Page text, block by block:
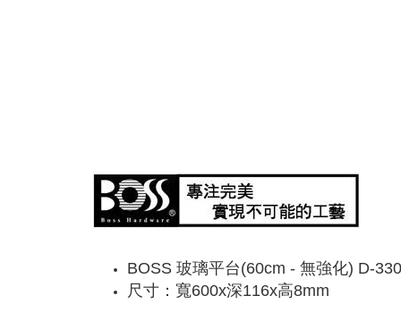
BOSS 玻璃平台(60cm - 無強化) D-
尺寸：寬600x深116x高8mm